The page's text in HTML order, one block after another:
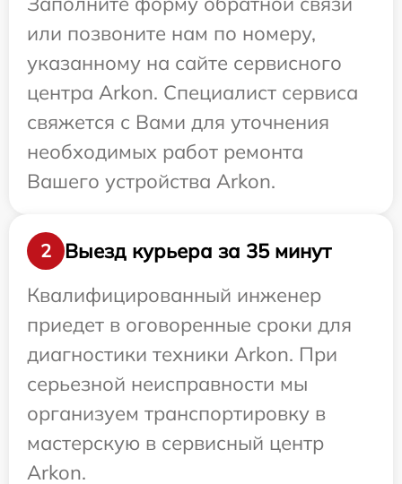
или позвоните нам по номеру,
указанному на сайте сервисного
центра Arkon. Специалист сервиса
свяжется с Вами для уточнения
необходимых работ ремонта
Вашего устройства Arkon.
2
Выезд курьера за 35 минут
Квалифицированный инженер
приедет в оговоренные сроки для
диагностики техники Arkon. При
серьезной неисправности мы
организуем транспортировку в
мастерскую в сервисный центр
Arkon.